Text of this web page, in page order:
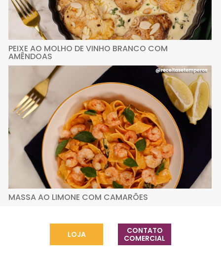
PEIXE AO MOLHO DE VINHO BRANCO COM
AMÊNDOAS
MASSA AO LIMONE COM CAMARÕES
LOJA
CONTATO
COMERCIAL